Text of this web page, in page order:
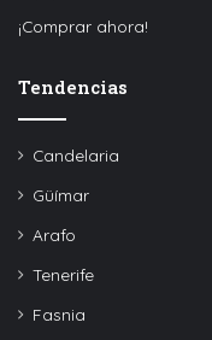
¡Comprar ahora!
Tendencias
Candelaria
Güímar
Arafo
Tenerife
Fasnia